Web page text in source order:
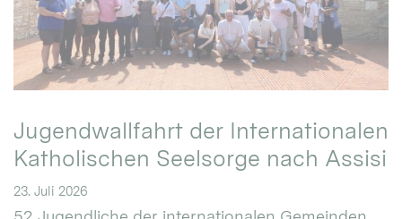
Jugendwallfahrt der Internationalen
Katholischen Seelsorge nach Assisi
23. Juli 2026